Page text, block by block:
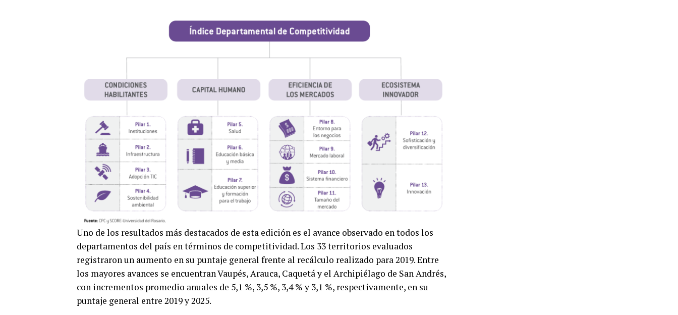
Uno de los resultados más destacados de esta edición es el avance observado en todos los
departamentos del país en términos de competitividad. Los 33 territorios evaluados
registraron un aumento en su puntaje general frente al recálculo realizado para 2019. Entre
los mayores avances se encuentran Vaupés, Arauca, Caquetá y el Archipiélago de San Andrés,
con incrementos promedio anuales de 5,1 %, 3,5 %, 3,4 % y 3,1 %, respectivamente, en su
puntaje general entre 2019 y 2025.